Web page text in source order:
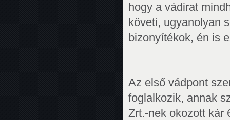
hogy a vádirat
követi, ugyanolyan
bizonyítékok, én is
Az első vádpont
foglalkozik, annak
Zrt.-nek okozott kár